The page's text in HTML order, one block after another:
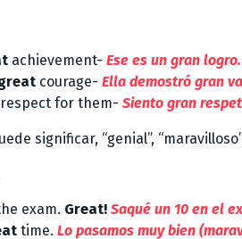
achievement- Ese es un gran logro.
courage- Ella demostró gran
respect for them- Siento gran
significar, “genial”,
exam. Great! Saqué un 10 en el
time. Lo pasamos muy bien